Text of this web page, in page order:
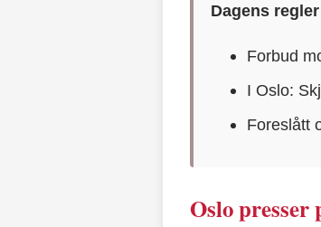
Dagens regler
Forbud
I Oslo:
Foreslått
Oslo